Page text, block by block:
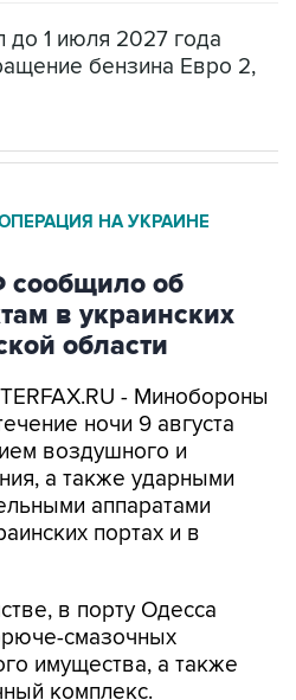
1 июля 2027 года
бензина Евро 2,
НА УКРАИНЕ
об
в украинских
области
- Минобороны
ночи 9 августа
воздушного и
а также ударными
аппаратами
портах и в
в порту Одесса
смазочных
имущества, а также
комплекс.